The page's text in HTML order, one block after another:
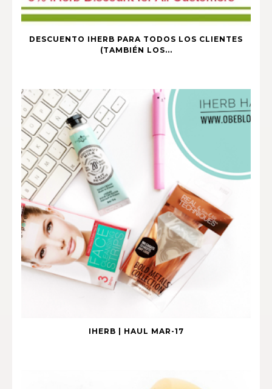
DESCUENTO IHERB PARA TODOS LOS CLIENTES
(TAMBIÉN LOS...
IHERB | HAUL MAR-17